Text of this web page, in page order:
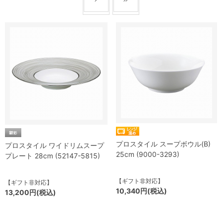
プロスタイル ワイドリムスープ
プレート 28cm (52147-5815)
【ギフト非対応】
13,200円(税込)
プロスタイル スープボウル(B)
25cm (9000-3293)
【ギフト非対応】
10,340円(税込)